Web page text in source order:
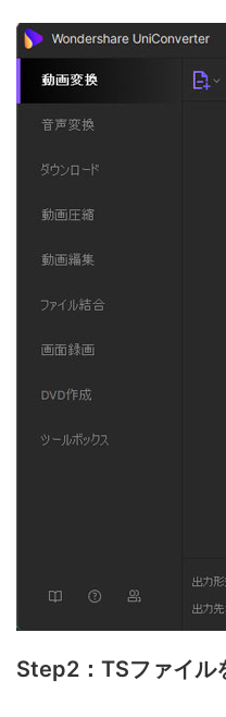
Step2：TSファイル